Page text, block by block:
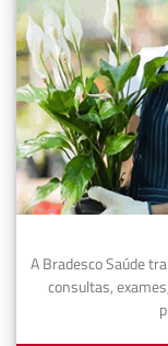
A Bradesco Saúde
consultas,